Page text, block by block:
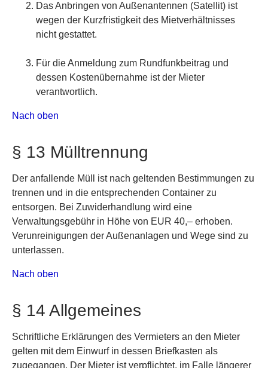
Das Anbringen von Außenantennen (Satellit) ist
wegen der Kurzfristigkeit des Mietverhältnisses
nicht gestattet.
Für die Anmeldung zum Rundfunkbeitrag und
dessen Kostenübernahme ist der Mieter
verantwortlich.
Nach oben
§ 13 Mülltrennung
Der anfallende Müll ist nach geltenden Bestimmungen zu
trennen und in die entsprechenden Container zu
entsorgen. Bei Zuwiderhandlung wird eine
Verwaltungsgebühr in Höhe von EUR 40,– erhoben.
Verunreinigungen der Außenanlagen und Wege sind zu
unterlassen.
Nach oben
§ 14 Allgemeines
Schriftliche Erklärungen des Vermieters an den Mieter
gelten mit dem Einwurf in dessen Briefkasten als
zugegangen. Der Mieter ist verpflichtet, im Falle längerer